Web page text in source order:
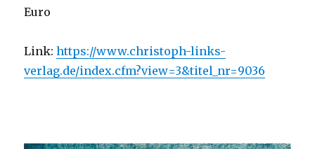
Euro
Link:https://www.christoph-links-
verlag.de/index.cfm?view=3&titel_nr=9036